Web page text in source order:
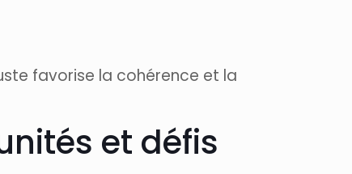
favorise la cohérence et la
et défis